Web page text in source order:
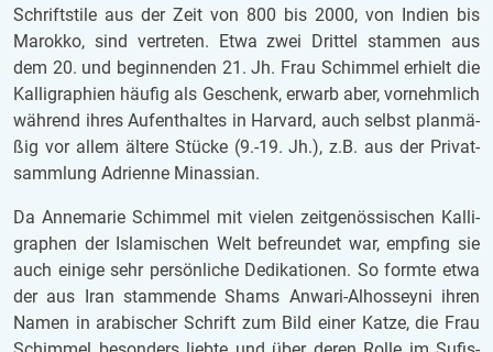
Schrift­sti­le aus der Zeit von 800 bis 2000, von In­di­en bis
Ma­rok­ko, sind ver­tre­ten. Etwa zwei Drit­tel stam­men aus
dem 20. und be­gin­nen­den 21. Jh. Frau Schim­mel er­hielt die
Kal­li­gra­phien häu­fig als Ge­schenk, er­warb aber, vor­nehm­lich
wäh­rend ihres Auf­ent­hal­tes in Har­vard, auch selbst plan­mä­
ßig vor allem äl­te­re Stü­cke (9.-19. Jh.), z.B. aus der Pri­vat­
samm­lung Adri­en­ne Min­as­si­an.
Da An­ne­ma­rie Schim­mel mit vie­len zeit­ge­nös­si­schen Kal­li­
gra­phen der Is­la­mi­schen Welt be­freun­det war, emp­fing sie
auch ei­ni­ge sehr per­sön­li­che De­di­ka­ti­o­nen. So form­te etwa
der aus Iran stam­men­de Shams An­wa­ri-Al­hos­sey­ni ihren
Namen in ara­bi­scher Schrift zum Bild einer Katze, die Frau